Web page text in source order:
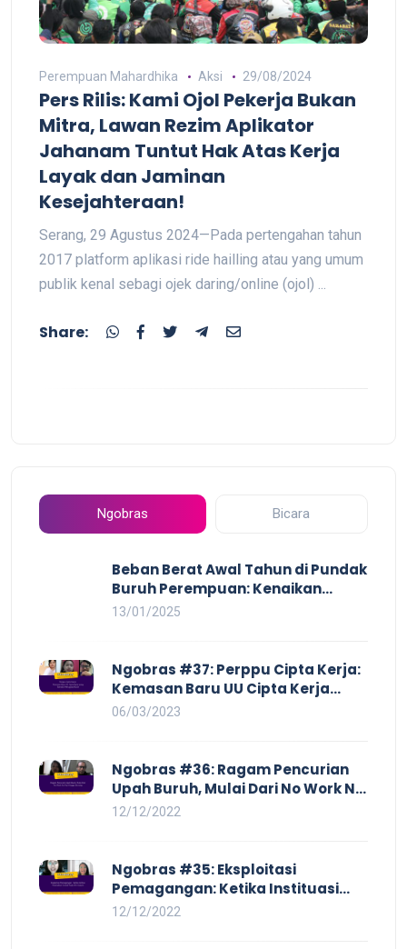
Perempuan Mahardhika Aksi 29/08/2024
Pers Rilis: Kami Ojol Pekerja Bukan
Mitra, Lawan Rezim Aplikator
Jahanam Tuntut Hak Atas Kerja
Layak dan Jaminan
Kesejahteraan!
Serang, 29 Agustus 2024—Pada pertengahan tahun
2017 platform aplikasi ride hailling atau yang umum
publik kenal sebagi ojek daring/online (ojol) ...
Share:
Ngobras Bicara
Beban Berat Awal Tahun di Pundak
Buruh Perempuan: Kenaikan
Harga yang Mencekik, Ancaman
13/01/2025
Ngobras #37: Perppu Cipta Kerja:
Kemasan Baru UU Cipta Kerja
yang Semakin Merugikan Buruh
06/03/2023
Ngobras #36: Ragam Pencurian
Upah Buruh, Mulai Dari No Work No
Pay Hingga Skorsing
12/12/2022
Ngobras #35: Eksploitasi
Pemagangan: Ketika Instituasi
Pendidikan Tunduk pada Hilir
12/12/2022